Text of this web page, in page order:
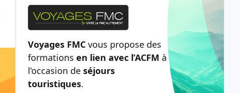
Voyages FMC vous propose des
formationsen lien avec l’ACFM à
l’occasion deséjours
touristiques.